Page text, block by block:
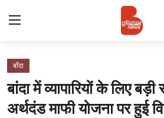
Contact
बाँदा
बांदा में व्यापारियों के लिए
अर्थदंड माफी योजना पर हुई